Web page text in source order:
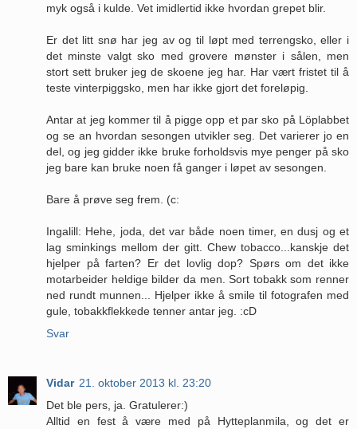
myk også i kulde. Vet imidlertid ikke hvordan grepet blir.
Er det litt snø har jeg av og til løpt med terrengsko, eller i
det minste valgt sko med grovere mønster i sålen, men
stort sett bruker jeg de skoene jeg har. Har vært fristet til å
teste vinterpiggsko, men har ikke gjort det foreløpig.
Antar at jeg kommer til å pigge opp et par sko på Löplabbet
og se an hvordan sesongen utvikler seg. Det varierer jo en
del, og jeg gidder ikke bruke forholdsvis mye penger på sko
jeg bare kan bruke noen få ganger i løpet av sesongen.
Bare å prøve seg frem. (c:
Ingalill: Hehe, joda, det var både noen timer, en dusj og et
lag sminkings mellom der gitt. Chew tobacco...kanskje det
hjelper på farten? Er det lovlig dop? Spørs om det ikke
motarbeider heldige bilder da men. Sort tobakk som renner
ned rundt munnen... Hjelper ikke å smile til fotografen med
gule, tobakkflekkede tenner antar jeg. :cD
Svar
Vidar 21. oktober 2013 kl. 23:20
Det ble pers, ja. Gratulerer:)
Alltid en fest å være med på Hytteplanmila, og det er